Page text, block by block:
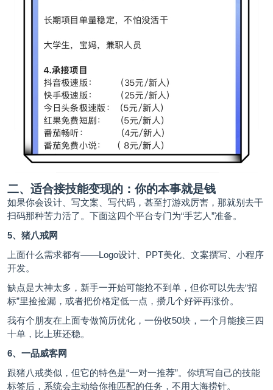
二、适合接技能变现的：你的本事就是钱
如果你会设计、写文案、写代码，甚至打游戏厉害，那就别去干
扫码那种苦力活了。下面这四个平台专门为“手艺人”准备。
5、猪八戒网
上面什么需求都有——Logo设计、PPT美化、文案撰写、小程序
开发。
缺点是大神太多，新手一开始可能抢不到单，但你可以先去“招
标”里捡捡漏，或者把价格定低一点，攒几个好评再涨价。
我有个朋友在上面专做简历优化，一份收50块，一个月能接三四
十单，比上班还稳。
6、一品威客网
跟猪八戒类似，但它的特色是“一对一推荐”。你填写自己的技能
标签后，系统会主动给你推匹配的任务，不用大海捞针。